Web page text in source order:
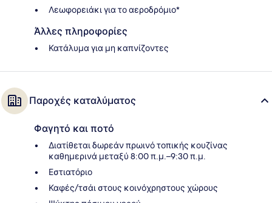
Λεωφορειάκι για το αεροδρόμιο*
Άλλες πληροφορίες
Κατάλυμα για μη καπνίζοντες
Παροχές καταλύματος
Φαγητό και ποτό
Διατίθεται δωρεάν πρωινό τοπικής κουζίνας
καθημερινά μεταξύ 8:00 π.μ.–9:30 π.μ.
Εστιατόριο
Καφές/τσάι στους κοινόχρηστους χώρους